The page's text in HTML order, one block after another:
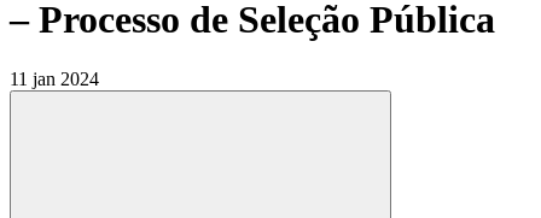
– Processo de Seleção Pública
11 jan 2024